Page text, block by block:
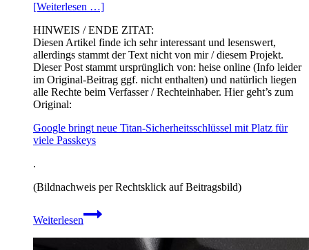
[Weiterlesen …]
HINWEIS / ENDE ZITAT:
Diesen Artikel finde ich sehr interessant und lesenswert,
allerdings stammt der Text nicht von mir / diesem Projekt.
Dieser Post stammt ursprünglich von: heise online (Info leider
im Original-Beitrag ggf. nicht enthalten) und natürlich liegen
alle Rechte beim Verfasser / Rechteinhaber. Hier geht’s zum
Original:
Google bringt neue Titan-Sicherheitsschlüssel mit Platz für
viele Passkeys
.
(Bildnachweis per Rechtsklick auf Beitragsbild)
Weiterlesen
Google
bringt